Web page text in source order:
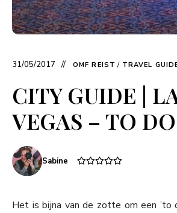
31/05/2017 OMF REIST / TRAVEL
CITY GUIDE |
VEGAS – TO DO
Sabine
Het is bijna van de zotte om een ’to